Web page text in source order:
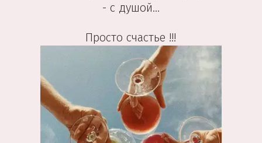
- с душой...
Просто счастье !!!